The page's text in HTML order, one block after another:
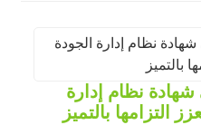
نظام إدارة
التزامها بالتميز